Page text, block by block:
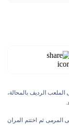
الملعب الرديف بالمحالة،
المرمى ثم اختتم المران